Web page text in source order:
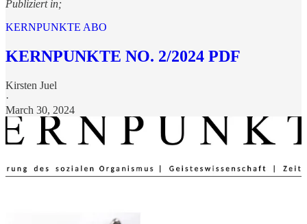
Publiziert in;
KERNPUNKTE ABO
KERNPUNKTE NO. 2/2024 PDF
Kirsten Juel
·
March 30, 2024